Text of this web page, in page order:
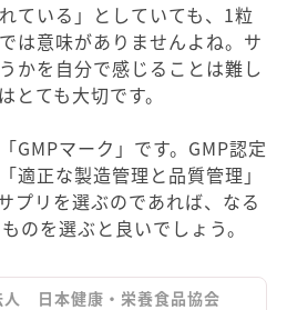
ている」としていても、1粒
は意味がありませんよね。サ
かを自分で感じることは難し
とても大切です。
GMPマーク」です。GMP認定
適正な製造管理と品質管理」
プリを選ぶのであれば、なる
のを選ぶと良いでしょう。
人 日本健康・栄養食品協会